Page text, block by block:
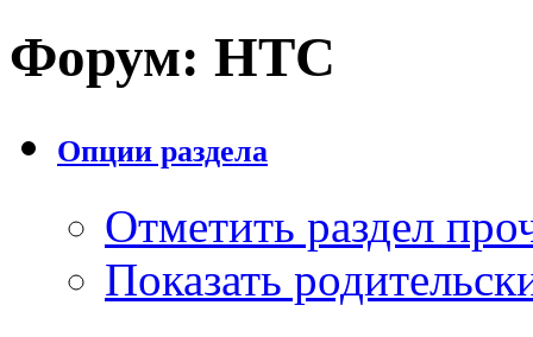
Форум: HTC
Опции раздела
Отметить раздел
Показать